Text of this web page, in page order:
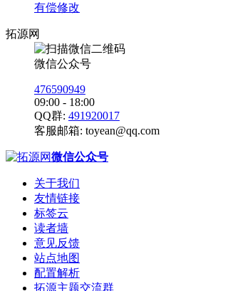
有偿修改
拓源网
微信公众号
476590949
09:00 - 18:00
QQ群: 491920017
客服邮箱: toyean@qq.com
微信公众号
关于我们
友情链接
标签云
读者墙
意见反馈
站点地图
配置解析
拓源主题交流群